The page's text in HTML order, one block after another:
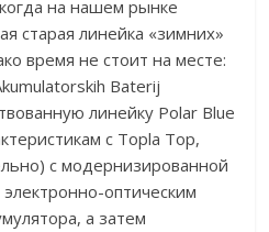
на нашем рынке
старая линейка «зимних»
время не стоит на месте:
Baterij
линейку Polar Blue
с Topla Top,
с модернизированной
оптическим
а затем